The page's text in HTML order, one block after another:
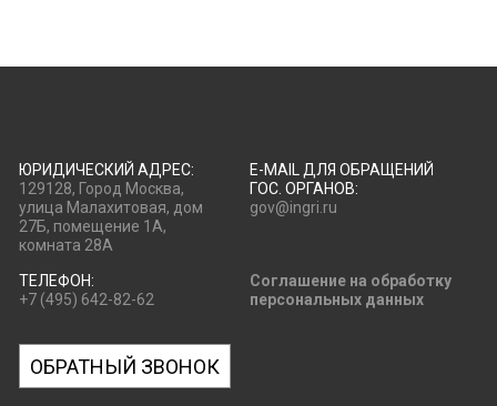
ЮРИДИЧЕСКИЙ АДРЕС:
129128, Город Москва,
улица Малахитовая, дом
27Б, помещение 1А,
комната 28А
E-MAIL ДЛЯ ОБРАЩЕНИЙ
ГОС. ОРГАНОВ:
gov@ingri.ru
ТЕЛЕФОН:
+7 (495) 642-82-62
Соглашение на обработку
персональных данных
ОБРАТНЫЙ ЗВОНОК